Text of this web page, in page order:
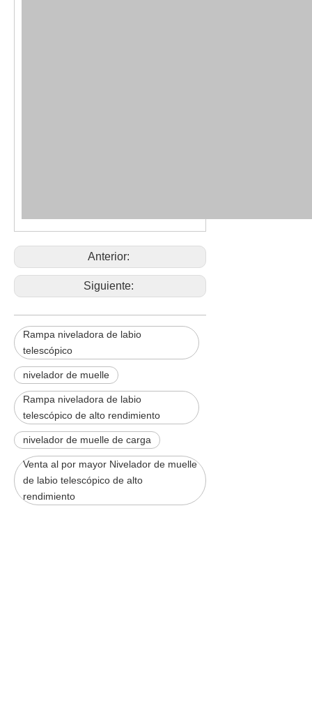
Anterior:
Siguiente:
Rampa niveladora de labio
telescópico
nivelador de muelle
Rampa niveladora de labio
telescópico de alto rendimiento
nivelador de muelle de carga
Venta al por mayor Nivelador de muelle
de labio telescópico de alto
rendimiento